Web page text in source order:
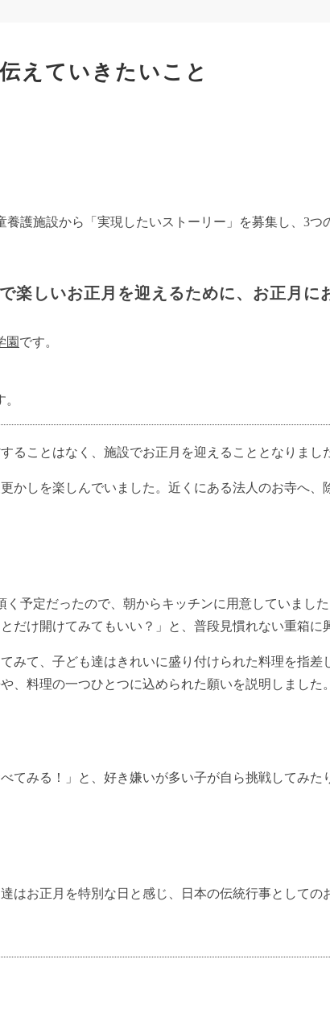
えていきたいこと
護施設から「実現したいストーリー」を募集し、3つ
楽しいお正月を迎えるために、お正月に
園 です。
ことはなく、施設でお正月を迎えることとなりまし
しを楽しんでいました。近くにある法人のお寺へ、
予定だったので、朝からキッチンに用意していまし
け開けてみてもいい？」と、普段見慣れない重箱に
て、子ども達はきれいに盛り付けられた料理を指差
、料理の一つひとつに込められた願いを説明しました。
みる！」と、好き嫌いが多い子が自ら挑戦してみた
お正月を特別な日と感じ、日本の伝統行事としての